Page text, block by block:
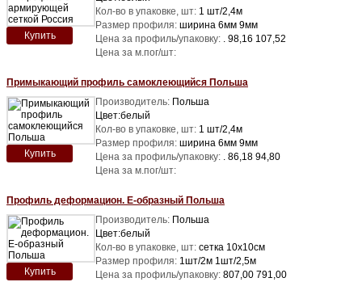
Купить
Кол-во в упаковке, шт: 1 шт/2,4м
Размер профиля: ширина 6мм 9мм
Цена за профиль/упаковку: . 98,16 107,52
Цена за м.пог/шт:
Примыкающий профиль самоклеющийся Польша
Купить
Производитель: Польша
Цвет:белый
Кол-во в упаковке, шт: 1 шт/2,4м
Размер профиля: ширина 6мм 9мм
Цена за профиль/упаковку: . 86,18 94,80
Цена за м.пог/шт:
Профиль деформацион. Е-образный Польша
Купить
Производитель: Польша
Цвет:белый
Кол-во в упаковке, шт: сетка 10х10см
Размер профиля: 1шт/2м 1шт/2,5м
Цена за профиль/упаковку: 807,00 791,00